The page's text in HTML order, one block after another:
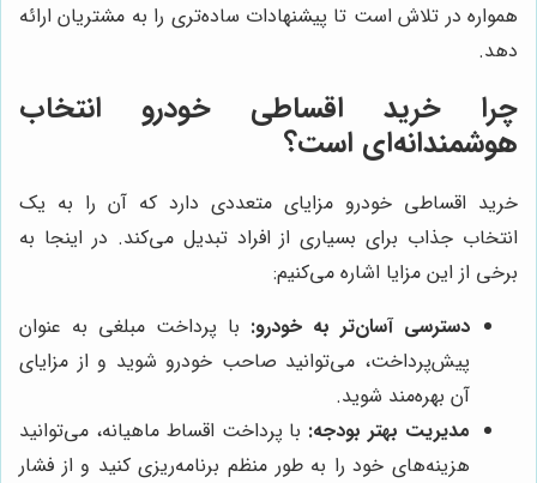
همواره در تلاش است تا پیشنهادات ساده‌تری را به مشتریان ارائه
دهد.
چرا خرید اقساطی خودرو انتخاب
هوشمندانه‌ای است؟
خرید اقساطی خودرو مزایای متعددی دارد که آن را به یک
انتخاب جذاب برای بسیاری از افراد تبدیل می‌کند. در اینجا به
برخی از این مزایا اشاره می‌کنیم:
دسترسی آسان‌تر به خودرو: با پرداخت مبلغی به عنوان
پیش‌پرداخت، می‌توانید صاحب خودرو شوید و از مزایای
آن بهره‌مند شوید.
مدیریت بهتر بودجه: با پرداخت اقساط ماهیانه، می‌توانید
هزینه‌های خود را به طور منظم برنامه‌ریزی کنید و از فشار